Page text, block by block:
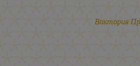
Виктория